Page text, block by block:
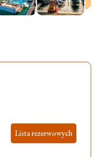
Lista rezerwowych